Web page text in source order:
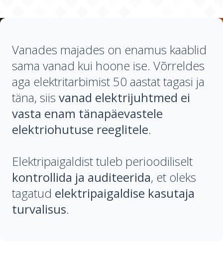
Vanades majades on enamus kaablid
sama vanad kui hoone ise. Võrreldes
aga elektritarbimist 50 aastat tagasi ja
täna, siis vanad elektrijuhtmed ei
vasta enam tänapäevastele
elektriohutuse reeglitele.
Elektripaigaldist tuleb perioodiliselt
kontrollida ja auditeerida, et oleks
tagatud elektripaigaldise kasutaja
turvalisus.